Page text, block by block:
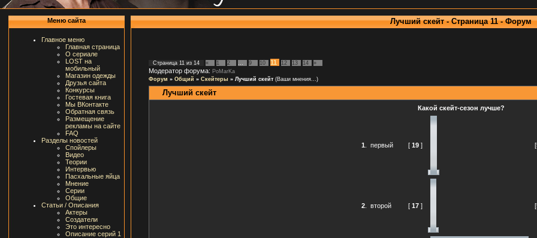
Меню сайта
Главное меню
Главная страница
О сериале
LOST на
мобильный
Магазин одежды
Друзья сайта
Конкурсы
Гостевая книга
Мы ВКонтакте
Обратная связь
Размещение
рекламы на сайте
FAQ
Разделы новостей
Спойлеры
Видео
Теории
Интервью
Пасхальные яйца
Мнение
Серии
Общие
Статьи / Описания
Актеры
Создатели
Это интересно
Описание серий 1
Лучший скейт - Страница 11 - Форум
Страница 11 из 14 « 1 2 9 10 11 12 13 14 »
Модератор форума: PoMarKa
Форум » Общий » Скейтеры » Лучший скейт (Ваши мнения...)
Лучший скейт
Какой скейт-сезон лучше?
1 первый [ 19 ]
2 второй [ 17 ]